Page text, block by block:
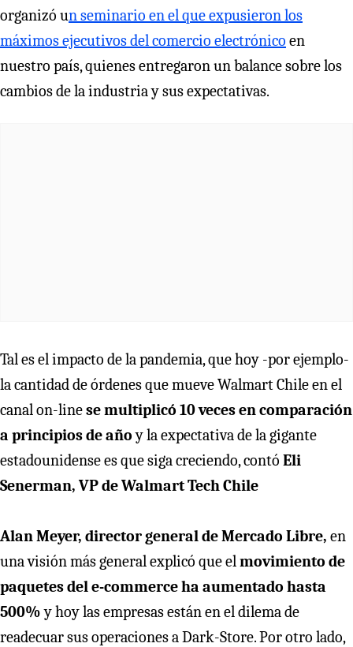
organizó un seminario en el que expusieron los
máximos ejecutivos del comercio electrónico en
nuestro país, quienes entregaron un balance sobre los
cambios de la industria y sus expectativas.
Tal es el impacto de la pandemia, que hoy -por ejemplo-
la cantidad de órdenes que mueve Walmart Chile en el
canal on-linese multiplicó 10 veces en comparación
a principios de añoy la expectativa de la gigante
estadounidense es que siga creciendo, contó Eli
Senerman, VP de Walmart Tech Chile
Alan Meyer, director general de Mercado Libre, en
una visión más general explicó que elmovimiento de
paquetes del e-commerce ha aumentado hasta
500%y hoy las empresas están en el dilema de
readecuar sus operaciones a Dark-Store. Por otro lado,